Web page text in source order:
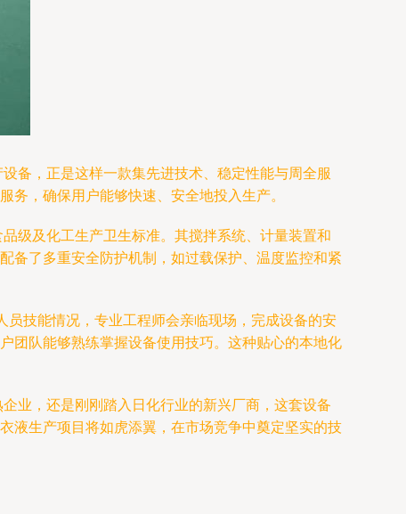
备，正是这样一款集先进技术、稳定性能与周全服
，确保用户能够快速、安全地投入生产。
级及化工生产卫生标准。其搅拌系统、计量装置和
备了多重安全防护机制，如过载保护、温度监控和紧
员技能情况，专业工程师会亲临现场，完成设备的安
团队能够熟练掌握设备使用技巧。这种贴心的本地化
业，还是刚刚踏入日化行业的新兴厂商，这套设备
液生产项目将如虎添翼，在市场竞争中奠定坚实的技